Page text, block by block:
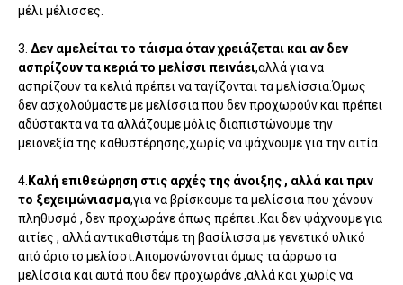
μέλι μέλισσες.
3. Δεν αμελείται το τάισμα όταν χρειάζεται και αν δεν
ασπρίζουν τα κεριά το μελίσσι πεινάει,αλλά για να
ασπρίζουν τα κελιά πρέπει να ταγίζονται τα μελίσσια.Όμως
δεν ασχολούμαστε με μελίσσια που δεν προχωρούν και πρέπει
αδύστακτα να τα αλλάζουμε μόλις διαπιστώνουμε την
μειονεξία της καθυστέρησης,χωρίς να ψάχνουμε για την αιτία.
4. Καλή επιθεώρηση στις αρχές της άνοιξης , αλλά και πριν
το ξεχειμώνιασμα,για να βρίσκουμε τα μελίσσια που χάνουν
πληθυσμό , δεν προχωράνε όπως πρέπει .Και δεν ψάχνουμε για
αιτίες , αλλά αντικαθιστάμε τη βασίλισσα με γενετικό υλικό
από άριστο μελίσσι.Απομονώνονται όμως τα άρρωστα
μελίσσια και αυτά που δεν προχωράνε ,αλλά και χωρίς να